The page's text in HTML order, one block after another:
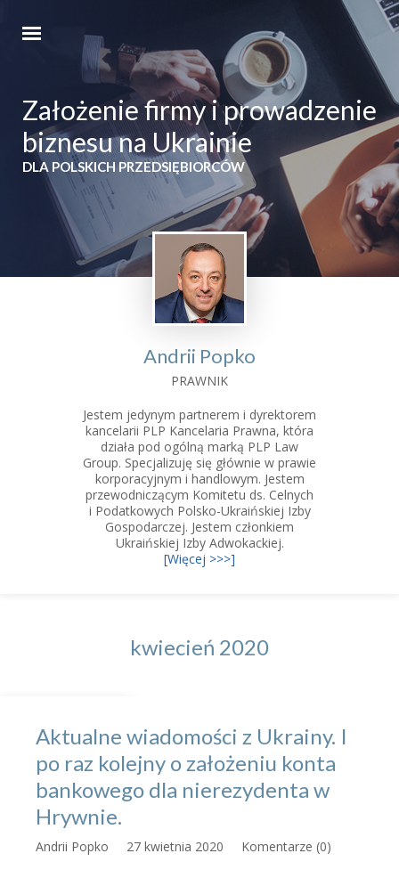
Założenie firmy i prowadzenie
biznesu na Ukrainie
DLA POLSKICH PRZEDSIĘBIORCÓW
Andrii Popko
PRAWNIK
Jestem jedynym partnerem i dyrektorem
kancelarii PLP Kancelaria Prawna, która
działa pod ogólną marką PLP Law
Group. Specjalizuję się głównie w prawie
korporacyjnym i handlowym. Jestem
przewodniczącym Komitetu ds. Celnych
i Podatkowych Polsko-Ukraińskiej Izby
Gospodarczej. Jestem członkiem
Ukraińskiej Izby Adwokackiej.
[Więcej >>>]
kwiecień 2020
Aktualne wiadomości z Ukrainy. I
po raz kolejny o założeniu konta
bankowego dla nierezydenta w
Hrywnie.
Andrii Popko 27 kwietnia 2020 Komentarze (0)